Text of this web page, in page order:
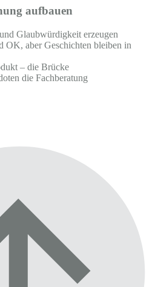
aufbauen
Glaubwürdigkeit erzeugen
OK, aber Geschichten bleiben in
– die Brücke
die Fachberatung